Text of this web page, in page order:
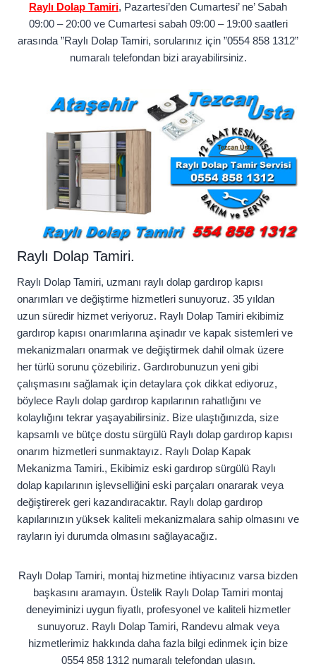
Raylı Dolap Tamiri, Pazartesi’den Cumartesi’ ne’ Sabah
09:00 – 20:00 ve Cumartesi sabah 09:00 – 19:00 saatleri
arasında ”Raylı Dolap Tamiri, sorularınız için ”0554 858 1312”
numaralı telefondan bizi arayabilirsiniz.
Raylı Dolap Tamiri.
Raylı Dolap Tamiri, uzmanı raylı dolap gardırop kapısı
onarımları ve değiştirme hizmetleri sunuyoruz. 35 yıldan
uzun süredir hizmet veriyoruz. Raylı Dolap Tamiri ekibimiz
gardırop kapısı onarımlarına aşinadır ve kapak sistemleri ve
mekanizmaları onarmak ve değiştirmek dahil olmak üzere
her türlü sorunu çözebiliriz. Gardırobunuzun yeni gibi
çalışmasını sağlamak için detaylara çok dikkat ediyoruz,
böylece Raylı dolap gardırop kapılarının rahatlığını ve
kolaylığını tekrar yaşayabilirsiniz. Bize ulaştığınızda, size
kapsamlı ve bütçe dostu sürgülü Raylı dolap gardırop kapısı
onarım hizmetleri sunmaktayız. Raylı Dolap Kapak
Mekanizma Tamiri., Ekibimiz eski gardırop sürgülü Raylı
dolap kapılarının işlevselliğini eski parçaları onararak veya
değiştirerek geri kazandıracaktır. Raylı dolap gardırop
kapılarınızın yüksek kaliteli mekanizmalara sahip olmasını ve
rayların iyi durumda olmasını sağlayacağız.
Raylı Dolap Tamiri, montaj hizmetine ihtiyacınız varsa bizden
başkasını aramayın. Üstelik Raylı Dolap Tamiri montaj
deneyiminizi uygun fiyatlı, profesyonel ve kaliteli hizmetler
sunuyoruz. Raylı Dolap Tamiri, Randevu almak veya
hizmetlerimiz hakkında daha fazla bilgi edinmek için bize
0554 858 1312 numaralı telefondan ulaşın.